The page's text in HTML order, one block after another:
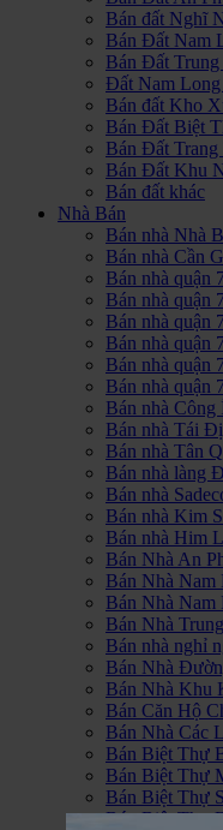
Bán đất Nghĩ
Bán Đất Nam
Bán Đất
Đất Nam Long
Bán đất Kho
Bán Đất Biệt
Bán Đất Trang
Bán Đất Khu
Bán đất khác
Nhà Bán
Bán nhà Nhà
Bán nhà Cần
Bán nhà quận
Bán nhà quận
Bán nhà quận
Bán nhà quận
Bán nhà quận
Bán nhà quận
Bán nhà Công
Bán nhà Tái
Bán nhà Tân
Bán nhà làng
Bán nhà
Bán nhà Kim
Bán nhà Him
Bán Nhà An
Bán Nhà Nam
Bán Nhà Nam
Bán Nhà
Bán nhà nghỉ
Bán Nhà
Bán Nhà Khu
Bán Căn Hộ
Bán Nhà Các
Bán Biệt Thự
Bán Biệt Thự
Bán Biệt Thự
Bán Biệt Thự